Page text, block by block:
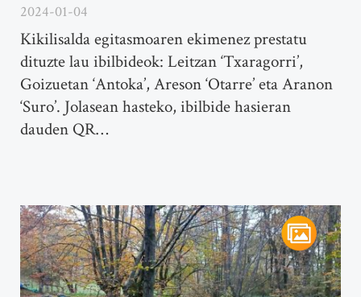
2024-01-04
Kikilisalda egitasmoaren ekimenez prestatu
dituzte lau ibilbideok: Leitzan ‘Txaragorri’,
Goizuetan ‘Antoka’, Areson ‘Otarre’ eta Aranon
‘Suro’. Jolasean hasteko, ibilbide hasieran
dauden QR…